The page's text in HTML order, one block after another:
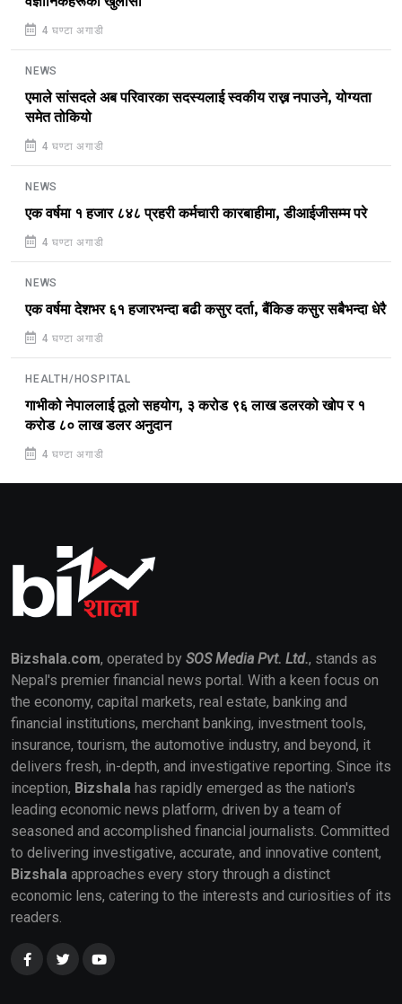
4 घण्टा अगाडी
NEWS
एमाले सांसदले अब परिवारका सदस्यलाई स्वकीय राख्न नपाउने, योग्यता
समेत तोकियो
4 घण्टा अगाडी
NEWS
एक वर्षमा १ हजार ८४८ प्रहरी कर्मचारी कारबाहीमा, डीआईजीसम्म परे
4 घण्टा अगाडी
NEWS
एक वर्षमा देशभर ६१ हजारभन्दा बढी कसुर दर्ता, बैंकिङ कसुर सबैभन्दा धेरै
4 घण्टा अगाडी
HEALTH/HOSPITAL
गाभीको नेपाललाई ठूलो सहयोग, ३ करोड ९६ लाख डलरको खोप र १
करोड ८० लाख डलर अनुदान
4 घण्टा अगाडी
Bizshala.com, operated by SOS Media Pvt. Ltd., stands as
Nepal's premier financial news portal. With a keen focus on
the economy, capital markets, real estate, banking and
financial institutions, merchant banking, investment tools,
insurance, tourism, the automotive industry, and beyond, it
delivers fresh, in-depth, and investigative reporting. Since its
inception, Bizshala has rapidly emerged as the nation's
leading economic news platform, driven by a team of
seasoned and accomplished financial journalists. Committed
to delivering investigative, accurate, and innovative content,
Bizshala approaches every story through a distinct
economic lens, catering to the interests and curiosities of its
readers.